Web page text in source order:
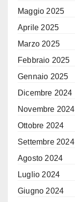
Maggio 2025
Aprile 2025
Marzo 2025
Febbraio 2025
Gennaio 2025
Dicembre 2024
Novembre 2024
Ottobre 2024
Settembre 2024
Agosto 2024
Luglio 2024
Giugno 2024